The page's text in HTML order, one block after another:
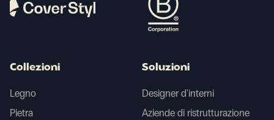
Collezioni
Legno
Pietra
Soluzioni
Designer d'interni
Aziende di ristrutturazione